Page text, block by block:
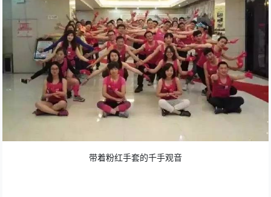
带着粉红手套的千手观音